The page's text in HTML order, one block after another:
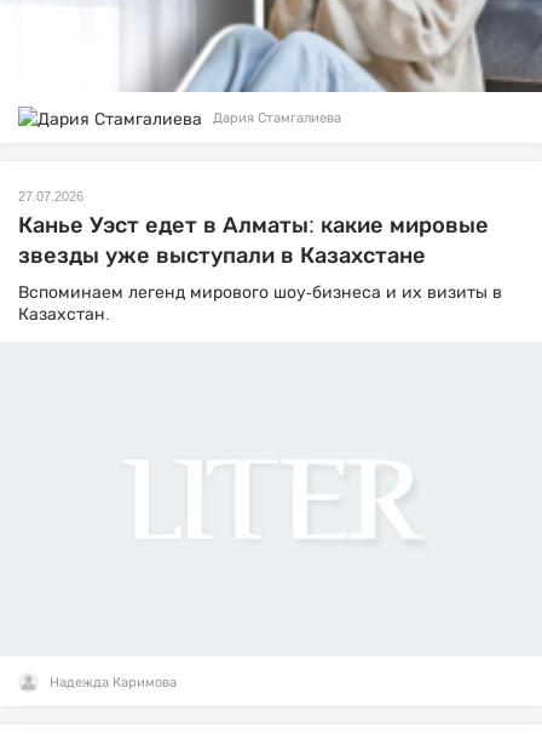
Дария Стамгалиева
27.07.2026
Канье Уэст едет в Алматы: какие мировые
звезды уже выступали в Казахстане
Вспоминаем легенд мирового шоу-бизнеса и их визиты в
Казахстан.
Надежда Каримова